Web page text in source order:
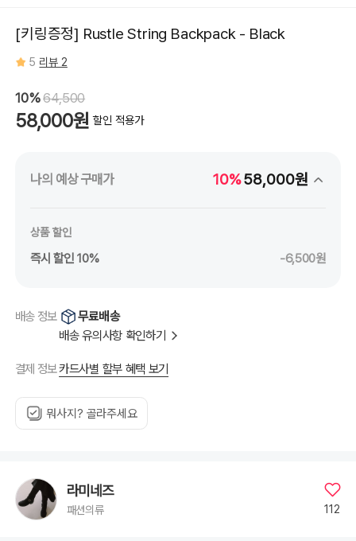
[키링증정] Rustle String Backpack - Black
5 리뷰 2
10%64,500
58,000원 할인 적용가
나의 예상 구매가 10%58,000원
상품 할인
즉시 할인 10% -6,500원
배송 정보
무료배송
배송 유의사항 확인하기
결제 정보카드사별 할부 혜택 보기
뭐사지? 골라주세요
라미네즈
패션의류 112